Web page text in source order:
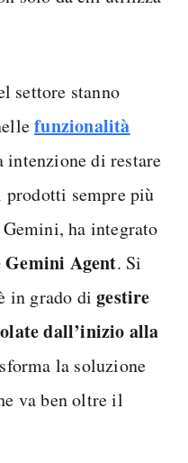
settore stanno
funzionalità
intenzione di restare
sempre più
ha integrato
Agent. Si
in grado digestire
dall’inizio alla
la soluzione
va ben oltre il